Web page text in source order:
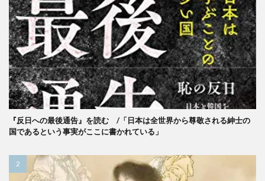
『反日への最後通告』を読む /「日本は全世界から尊敬される紳士の
国であるという事実がここに書かれている」